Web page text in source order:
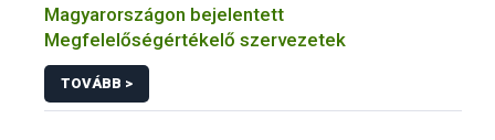
Magyarországon bejelentett
Megfelelőségértékelő szervezetek
TOVÁBB >